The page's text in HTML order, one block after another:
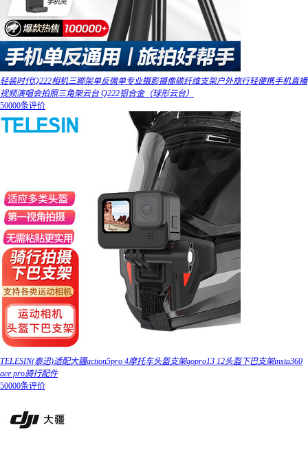
轻装时代Q222相机三脚架单反微单专业摄影摄像碳纤维支架户外旅行轻便携手机直播
视频演唱会拍照三角架云台 Q222铝合金（球形云台）
50000条评价
TELESIN(泰迅)适配大疆action5pro 4摩托车头盔支架gopro13 12头盔下巴支架insta360
ace pro骑行配件
50000条评价